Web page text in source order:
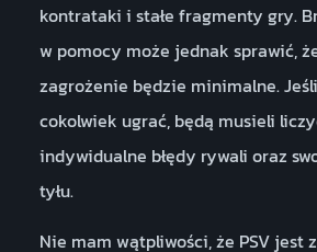
kontrataki i stałe fragmenty gry.
w pomocy może jednak sprawić,
zagrożenie będzie minimalne.
cokolwiek ugrać, będą musieli
indywidualne błędy rywali oraz
tyłu.
Nie mam wątpliwości, że PSV jest